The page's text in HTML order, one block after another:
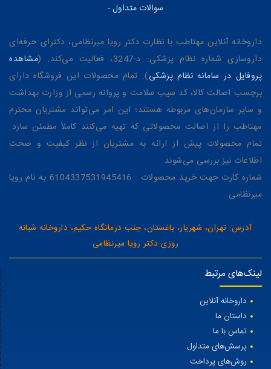
سوالات متداول-
داروخانه آنلاین مهتاطب با نظارت دکتر رویا میرنظامی، دکترای حرفه‌ای
داروسازی شماره نظام پزشکی: د-3247، فعالیت می‌کند. (
مشاهده
پروفایل در سامانه نظام پزشکی). تمام محصولات این فروشگاه دارای
برچسب اصالت کالا، کد سیب سلامت و پروانه رسمی از وزارت بهداشت
و سایر سازمان‌های مربوطه هستند؛ این امر می‌تواند مشتریان محترم
مهتاطب را از اصالت محصولاتی که تهیه می‌کنند کاملاً مطمئن سازد.
تمام محصولات پیش از ارائه به مشتریان از نظر کیفیت و صحت
اطلاعات نیز بررسی می‌شوند.
شماره کارت جهت خرید محصولات : 6104337531945416 به نام رویا
میرنظامی
آدرس: تهران، شهریار، باغستان، جنب درمانگاه حکیم، داروخانه شبانه
روزی دکتر رویا میرنظامی
لینک‌های مرتبط
داروخانه آنلاین
داستان ما
تماس با ما
پرسش‌های متداول
روش‌های پرداخت